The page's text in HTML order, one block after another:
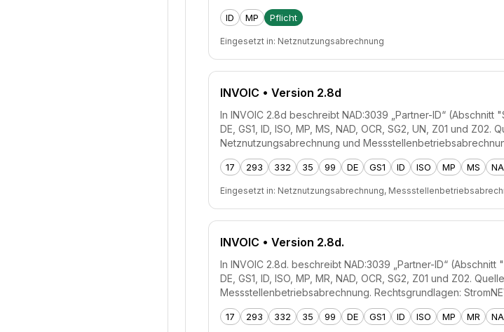
ID MP Pflicht
Eingesetzt in: Netznutzungsabrechnung
INVOIC • Version 2.8d
In INVOIC 2.8d beschreibt NAD:3039 „Partner-ID“
DE, GS1, ID, ISO, MP, MS, NAD, OCR, SG2, UN, Z01 und
Netznutzungsabrechnung und
17 293 332 35 99 DE GS1 ID ISO MP MS
Eingesetzt in: Netznutzungsabrechnung,
INVOIC • Version 2.8d.
In INVOIC 2.8d. beschreibt NAD:3039 „Partner-ID“
DE, GS1, ID, ISO, MP, MR, NAD, OCR, SG2, Z01 und Z02.
Messstellenbetriebsabrechnung. Rechtsgrundlagen:
17 293 332 35 99 DE GS1 ID ISO MP MR